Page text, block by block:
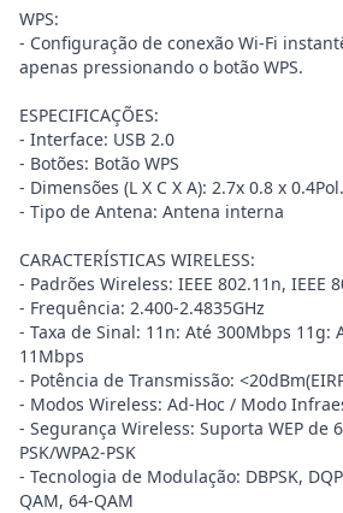
WPS:
- Configuração de conexão Wi-Fi
apenas pressionando o botão WPS.
ESPECIFICAÇÕES:
- Interface: USB 2.0
- Botões: Botão WPS
- Dimensões (L X C X A): 2.7x 0.8 x
- Tipo de Antena: Antena interna
CARACTERÍSTICAS WIRELESS:
- Padrões Wireless: IEEE 802.11n, IEEE
- Frequência: 2.400-2.4835GHz
- Taxa de Sinal: 11n: Até 300Mbps 11g:
11Mbps
- Potência de Transmissão:
- Modos Wireless: Ad-Hoc / Modo
- Segurança Wireless: Suporta WEP de
PSK/WPA2-PSK
- Tecnologia de Modulação: DBPSK,
QAM, 64-QAM